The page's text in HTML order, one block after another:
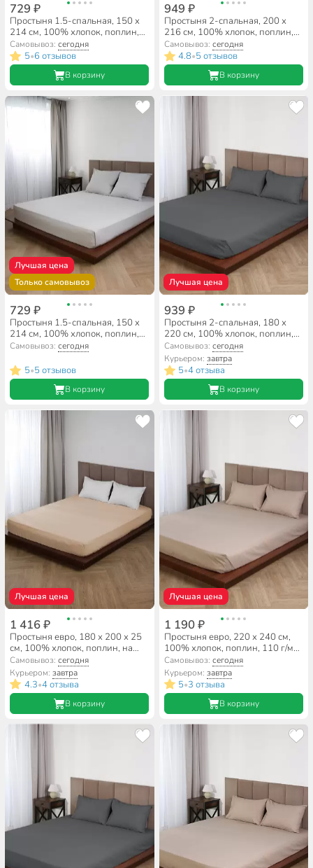
729 ₽
Простыня 1.5-спальная, 150 х
214 см, 100% хлопок, поплин,
Silvano, Латте
Самовывоз:сегодня
5•6 отзывов
В корзину
949 ₽
Простыня 2-спальная, 200 х
216 см, 100% хлопок, поплин,
Silvano, Тауп
Самовывоз: сегодня
4.8•5 отзывов
В корзину
Лучшая цена
Только самовывоз
729 ₽
Простыня 1.5-спальная, 150 х
214 см, 100% хлопок, поплин,
Silvano, Тауп
Самовывоз:сегодня
5•5 отзывов
В корзину
Лучшая цена
939 ₽
Простыня 2-спальная, 180 х
220 см, 100% хлопок, поплин,
110 г/м2, темно-серая, Silvano,
Узбекистан
Самовывоз: сегодня
Курьером: завтра
5•4 отзыва
В корзину
Лучшая цена
1 416 ₽
Простыня евро, 180 х 200 х 25
см, 100% хлопок, поплин, на
резинке, Silvano, Латте
Самовывоз:сегодня
Курьером:завтра
4.3•4 отзыва
В корзину
Лучшая цена
1 190 ₽
Простыня евро, 220 х 240 см,
100% хлопок, поплин, 110 г/м2,
бежевая, Silvano, Узбекистан
Самовывоз: сегодня
Курьером: завтра
5•3 отзыва
В корзину